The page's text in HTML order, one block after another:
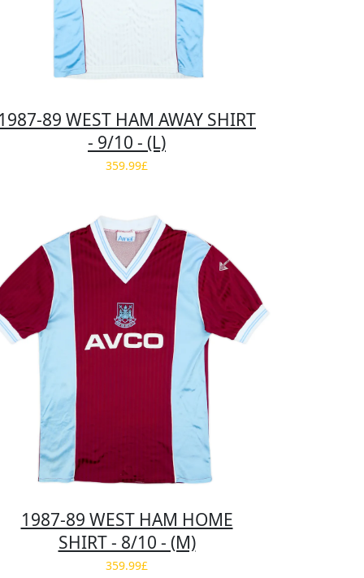
1987-89 WEST HAM AWAY SHIRT
- 9/10 - (L)
359.99£
1987-89 WEST HAM HOME
SHIRT - 8/10 - (M)
359.99£